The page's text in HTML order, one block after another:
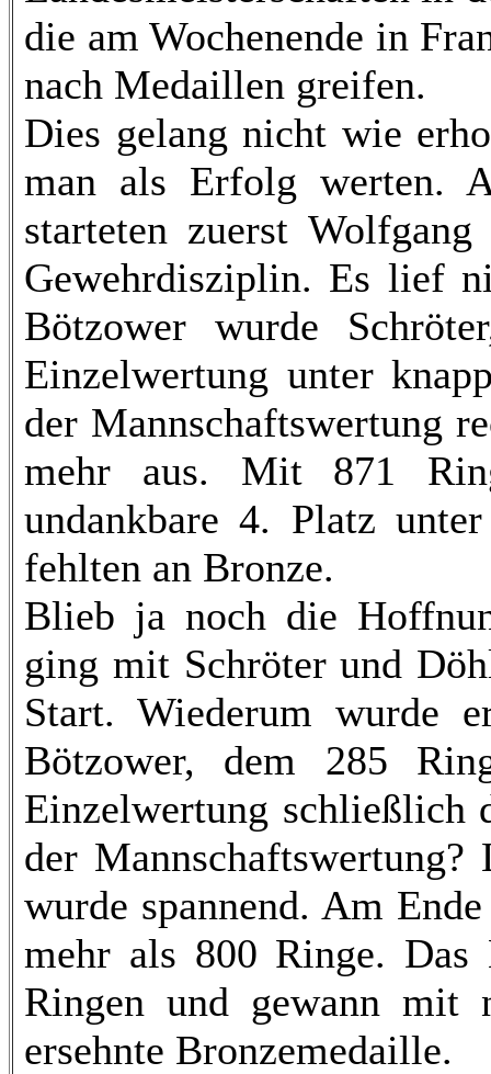
die am Wochenende in
nach Medaillen greifen.
Dies gelang nicht wie
man als Erfolg werten.
starteten zuerst
Gewehrdisziplin. Es lief
Bötzower wurde
Einzelwertung unter
der Mannschaftswertung
mehr aus. Mit 871
undankbare 4. Platz
fehlten an Bronze.
Blieb ja noch die
ging mit Schröter und
Start. Wiederum wurde
Bötzower, dem 285
Einzelwertung schließlich
der Mannschaftswertung?
wurde spannend. Am
mehr als 800 Ringe. Das
Ringen und gewann mit
ersehnte Bronzemedaille.